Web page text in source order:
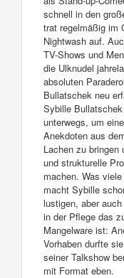
schnell in den
trat regelmäßig im
Nightwash auf.
TV-Shows und
die Ulknudel
absoluten
Bullatschek neu
Sybille
unterwegs, um
Anekdoten aus
Lachen zu bringen
und strukturelle
machen. Was
macht Sybille
lustigen, aber
in der Pflege das
Mangelware ist:
Vorhaben durfte
seiner Talkshow
mit Format eben.